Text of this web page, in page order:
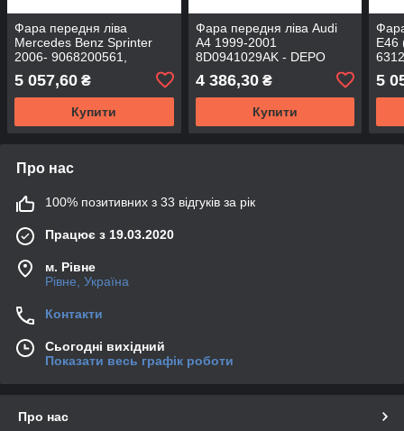
Фара передня ліва
Mercedes Benz Sprinter
2006- 9068200561,
5 057,60 ₴
Купити
Фара передня ліва Audi
A4 1999-2001
8D0941029AK - DEPO
4 386,30₴
Купити
E46
5
Про нас
100% позитивних з 33 відгуків за рік
Працює з 19.03.2020
м. Рівне
Рівне, Україна
Контакти
Сьогодні вихідний
Показати весь графік роботи
Про нас